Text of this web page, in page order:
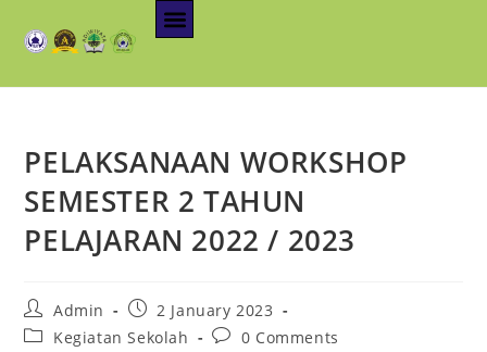
PELAKSANAAN WORKSHOP
SEMESTER 2 TAHUN
PELAJARAN 2022 / 2023
Admin
2 January 2023
Kegiatan Sekolah
0 Comments